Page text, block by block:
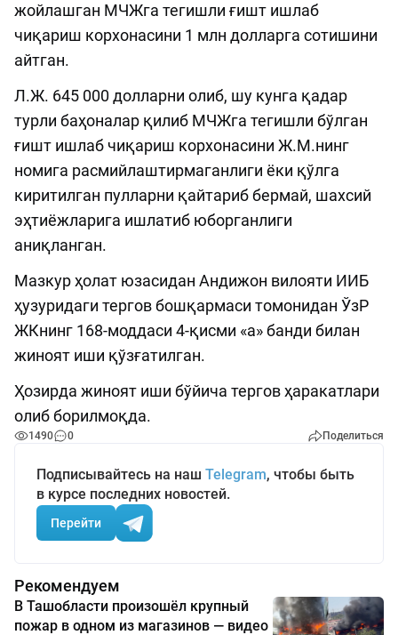
жойлашган МЧЖга тегишли ғишт ишлаб
чиқариш корхонасини 1 млн долларга сотишини
айтган.
Л.Ж. 645 000 долларни олиб, шу кунга қадар
турли баҳоналар қилиб МЧЖга тегишли бўлган
ғишт ишлаб чиқариш корхонасини Ж.М.нинг
номига расмийлаштирмаганлиги ёки қўлга
киритилган пулларни қайтариб бермай, шахсий
эҳтиёжларига ишлатиб юборганлиги
аниқланган.
Мазкур ҳолат юзасидан Андижон вилояти ИИБ
ҳузуридаги тергов бошқармаси томонидан ЎзР
ЖКнинг 168-моддаси 4-қисми «а» банди билан
жиноят иши қўзғатилган.
Ҳозирда жиноят иши бўйича тергов ҳаракатлари
олиб борилмоқда.
1490 0 Поделиться
Подписывайтесь на наш Telegram, чтобы быть
в курсе последних новостей.
Перейти
Рекомендуем
В Ташобласти произошёл крупный
пожар в одном из магазинов — видео